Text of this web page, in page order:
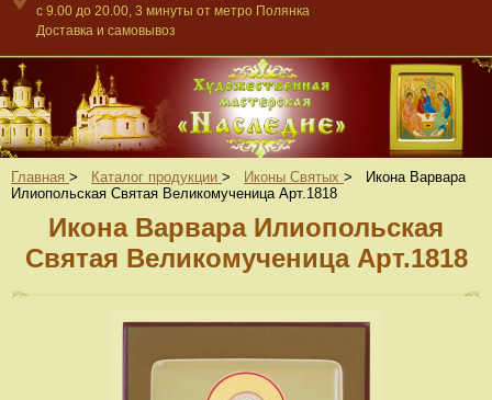
c 9.00 до 20.00, 3 минуты от метро Полянка
Доставка и самовывоз
Главная > Каталог продукции > Иконы Святых >
Икона Варвара
Илиопольская Святая Великомученица Арт.1818
Икона Варвара Илиопольская
Святая Великомученица Арт.1818